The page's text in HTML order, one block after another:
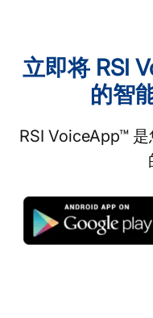
立即将 RSI
的智
RSI VoiceApp™